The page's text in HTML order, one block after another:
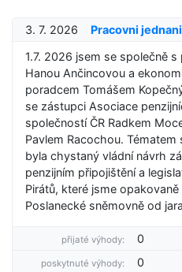
3. 7. 2026
Pracovni
1.7. 2026 jsem se společně s
Hanou Ančincovou a
poradcem Tomášem
se zástupci Asociace
společností ČR Radkem
Pavlem Racochou. Tématem
byla chystaný vládní návrh
penzijním připojištění a
Pirátů, které jsme
Poslanecké sněmovně od
přijaté výhody: 0
poskytnuté výhody: 0